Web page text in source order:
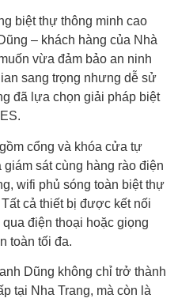
biệt thự thông minh cao
– khách hàng của Nhà
vừa đảm bảo an ninh
sang trọng nhưng dễ sử
đã lựa chọn giải pháp biệt
cổng và khóa cửa tự
sát cùng hàng rào điện
wifi phủ sóng toàn biệt thự
cả thiết bị được kết nối
điện thoại hoặc giọng
toàn tối đa.
Dũng không chỉ trở thành
tại Nha Trang, mà còn là